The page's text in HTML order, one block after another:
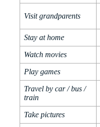
Visit grandparents
Stay at home
Watch movies
Play games
Travel by car / bus /
train
Take pictures